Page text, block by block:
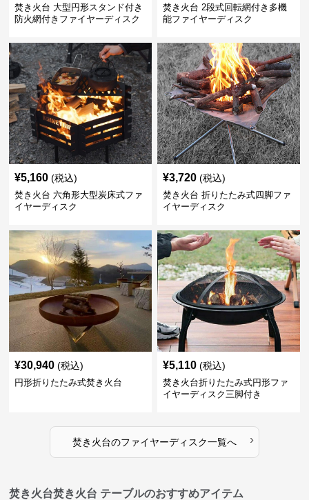
焚き火台 大型円形スタンド付き
防火網付きファイヤーディスク
焚き火台 2段式回転網付き多機
能ファイヤーディスク
¥5,160 (税込)
焚き火台 六角形大型炭床式ファ
イヤーディスク
¥3,720 (税込)
焚き火台 折りたたみ式四脚ファ
イヤーディスク
¥30,940 (税込)
円形折りたたみ式焚き火台
¥5,110 (税込)
焚き火台折りたたみ式円形ファ
イヤーディスク三脚付き
焚き火台のファイヤーディスク一覧へ ›
焚き火台焚き火台 テーブルのおすすめアイテム